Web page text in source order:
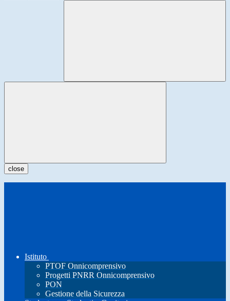
close
Istituto
PTOF Onnicomprensivo
Progetti PNRR Onnicomprensivo
PON
Gestione della Sicurezza